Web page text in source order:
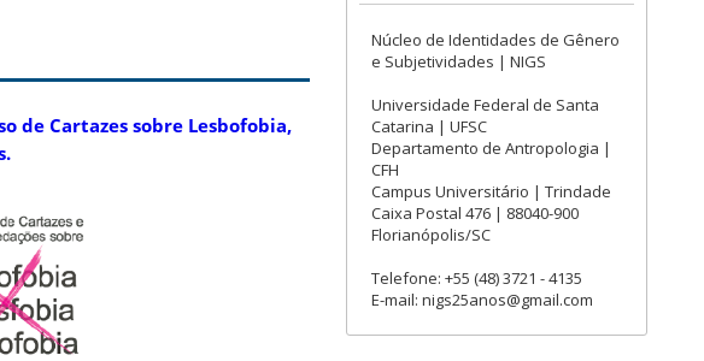
de Cartazes sobre Lesbofobia,
Núcleo de Identidades de Gênero
e Subjetividades | NIGS
Universidade Federal de Santa
Catarina | UFSC
Departamento de Antropologia |
CFH
Campus Universitário | Trindade
Caixa Postal 476 | 88040-900
Florianópolis/SC
Telefone: +55 (48) 3721 - 4135
E-mail: nigs25anos@gmail.com